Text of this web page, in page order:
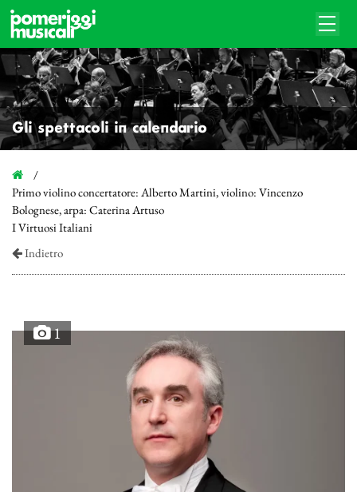
Gli spettacoli in calendario
Primo violino concertatore: Alberto Martini, violino: Vincenzo
Bolognese, arpa: Caterina Artuso
I Virtuosi Italiani
Indietro
1